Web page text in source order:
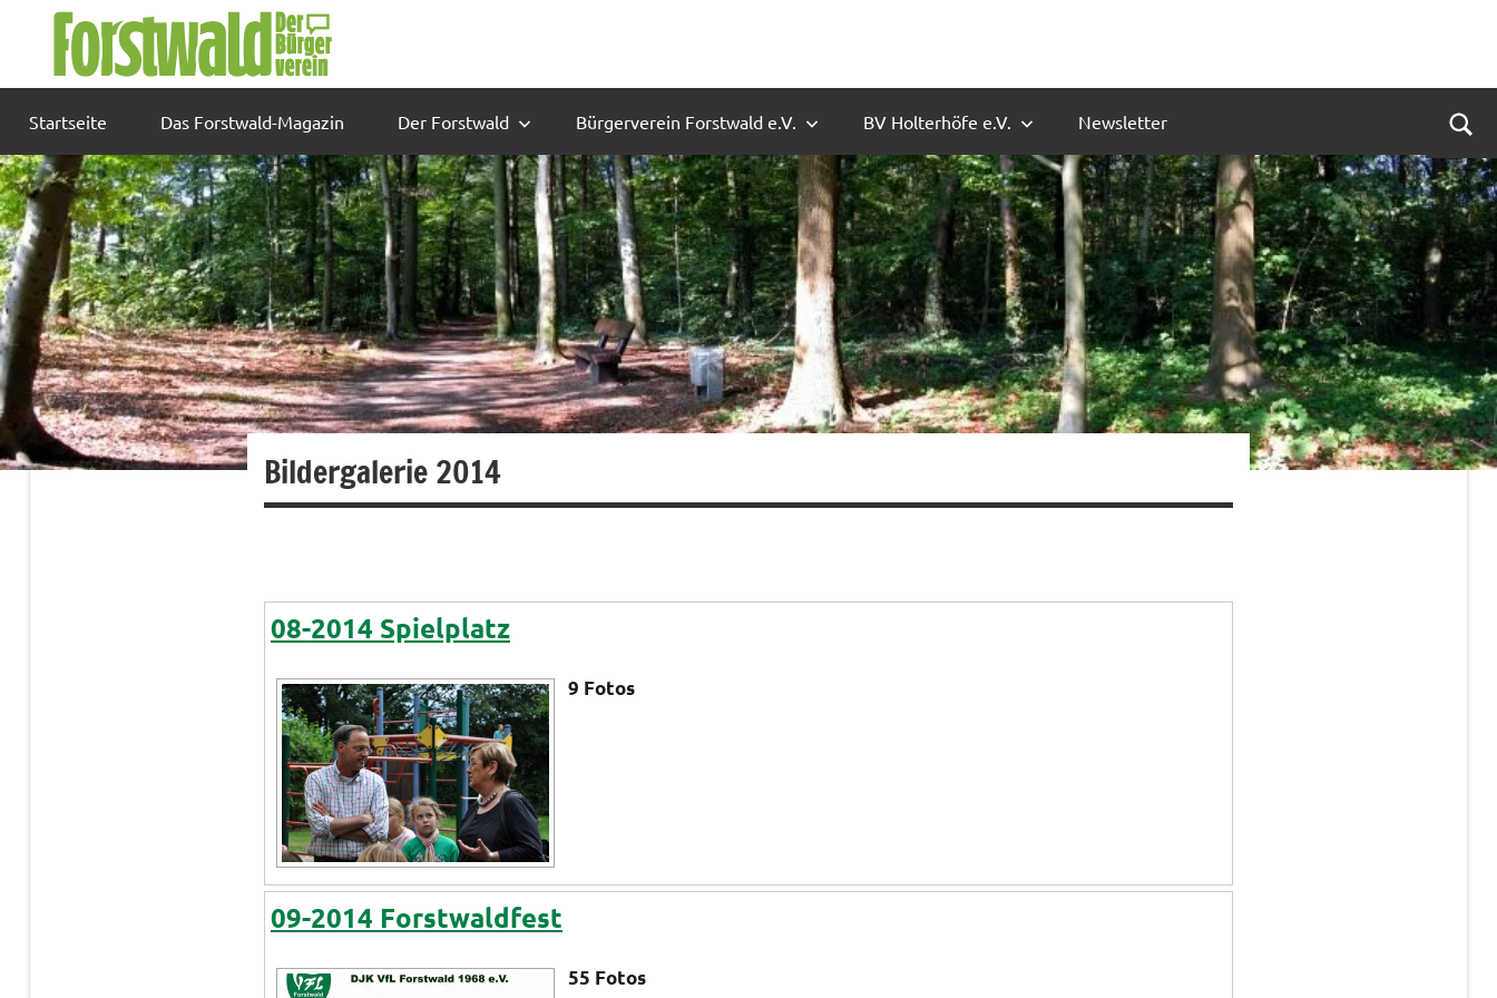
Startseite Das Forstwald-Magazin Der Forstwald Bürgerverein Forstwald e.V. BV Holterhöfe e.V. Newsletter
Bildergalerie 2014
08-2014 Spielplatz
9 Fotos
09-2014 Forstwaldfest
55 Fotos